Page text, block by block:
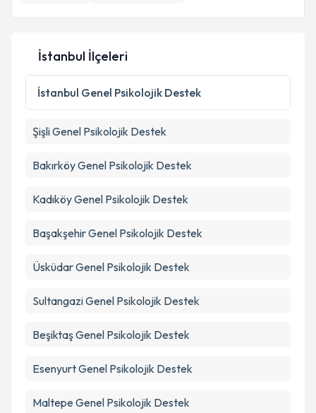
İstanbul İlçeleri
İstanbul Genel Psikolojik Destek
ŞişliGenel Psikolojik Destek
BakırköyGenel Psikolojik Destek
KadıköyGenel Psikolojik Destek
BaşakşehirGenel Psikolojik Destek
ÜsküdarGenel Psikolojik Destek
SultangaziGenel Psikolojik Destek
BeşiktaşGenel Psikolojik Destek
EsenyurtGenel Psikolojik Destek
Maltepe Genel Psikolojik Destek